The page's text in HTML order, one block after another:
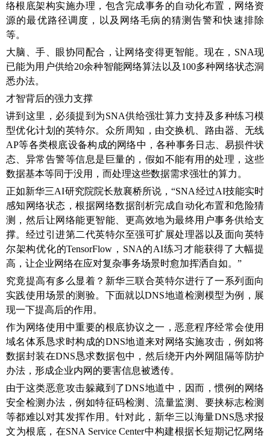
络根底架构实施办理，包含完成事务的自动化布置，网络资
源的最优路径调度，以及网络毛病的猜测告警和快速排除
等。
大脑、手、眼协同配合，让网络变得更智能。现在，SNA现
已能为用户供给20余种智能网络算法以及100多种网络状态洞
悉办法。
才智背后的强力支撑
讲到这里，必须提到为SNA供给强壮算力支持及多种练习模
型优化计划的英特尔。众所周知，由交换机、路由器、无线
AP等各类根底设备构成的网络中，各种事务日志、易损件状
态、异常告警等信息是巨量的，假如不能有用的处理，这些
数据基本等同于没用，而处理这些数据需求强壮的算力。
正如新华三AI研究院院长敖襄桥所说，“SNA经过AI技能实时
感知网络状态，根据网络数据剖析完成自动化布置和危险猜
测，然后让网络能更智能、更高效地为最终用户事务供给支
撑。经过引进第二代英特尔至强可扩展处理器以及面向英特
尔架构优化的TensorFlow，SNA的AI练习才能获得了大幅提
高，让企业网络在应对复杂事务场景时愈加挥洒自如。”
究竟提高有多么显着？新华三联合英特尔进行了一系列面向
实践使用场景的测验。下面就以DNS地道检测模型为例，展
现一下提高后的作用。
作为网络使用中重要的根底协议之一，恶意程序经常会使用
域名体系恳求时构成的DNS地道来对网络实施攻击，例如将
数据封装在DNS恳求数据包中，然后绕开内外网阻隔等防护
办法，形成企业内网的要害信息被透传。
由于这类恶意攻击躲藏到了DNS地道中，因而，惯例的网络
安全检测办法，例如特征码检测、流量监测、要挟标志检测
等都难以对其发挥作用。针对此，新华三以海量DNS恳求报
文为根底，在SNA Service Center中构建根据长短期记忆网络